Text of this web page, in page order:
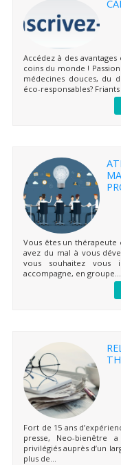
Accédez à des
coins du monde !
médecines douces, du
éco-responsables?
Vous êtes un
avez du mal à vous
vous souhaitez vous
accompagne, en groupe...
Fort de 15 ans
presse, Neo-bienêtre
privilégiés auprès d’un
plus de...